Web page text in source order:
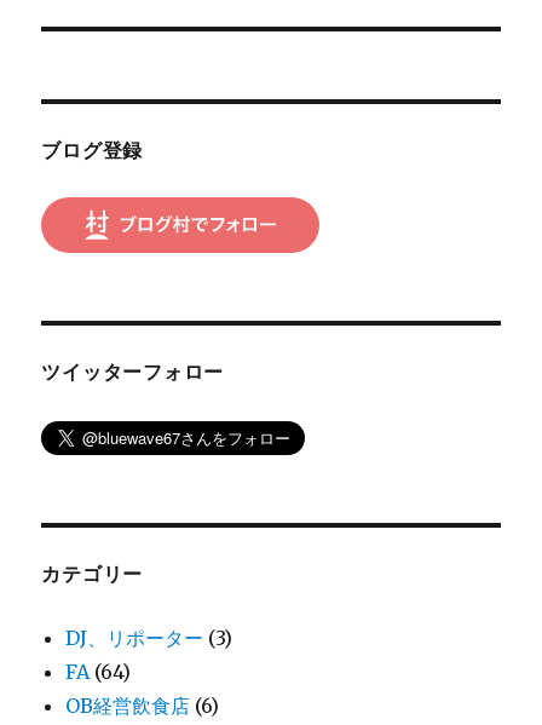
ン
稿:
ブログ登録
ツイッターフォロー
カテゴリー
DJ、リポーター (3)
FA (64)
OB経営飲食店 (6)